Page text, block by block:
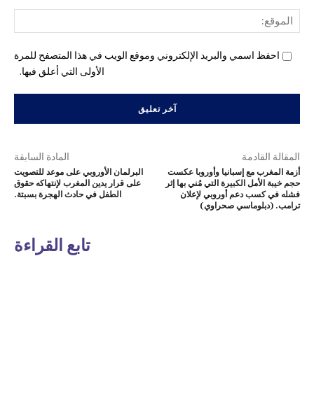
احفظ اسمي والبريد الإلكتروني وموقع الويب في هذا المتصفح للمرة
الأولى التي أعلق فيها.
المادة السابقة
البرلمان الأوروبي على موعد للتصويت
على قرار يدين المغرب لإنتهاكه حقوق
الطفل في حادث الهجرة بسبتة.
المقالة القادمة
أزمة المغرب مع إسبانيا وأوروبا عكست
حجم خيبة الأمل الكبيرة التي مُني بها إثر
فشله في كسب دعم أوروبي لإعلان
ترامب. (دبلوماسي صحراوي)
تابع القراءة